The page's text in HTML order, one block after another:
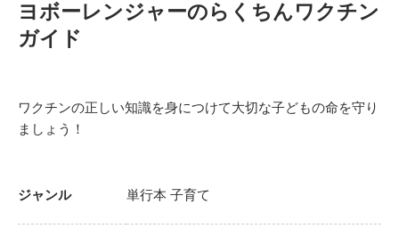
ヨボーレンジャーのらくちんワクチン
ガイド
ワクチンの正しい知識を身につけて大切な子どもの命を守り
ましょう！
ジャンル 単行本 子育て